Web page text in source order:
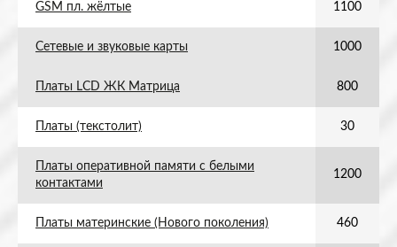
GSM пл. жёлтые 1100
Сетевые и звуковые карты 1000
Платы LCD ЖК Матрица 800
Платы (текстолит) 30
Платы оперативной памяти с белыми
контактами
1200
Платы материнские (Нового поколения) 460